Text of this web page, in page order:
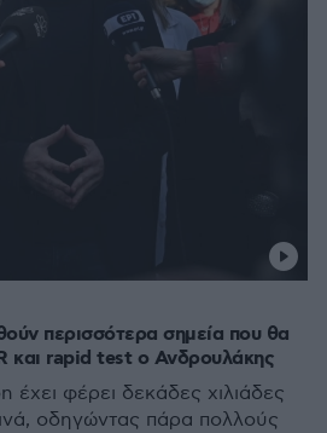
περισσότερα σημεία που θα
και rapid test ο Ανδρουλάκης
φέρει δεκάδες χιλιάδες
οδηγώντας πάρα πολλούς